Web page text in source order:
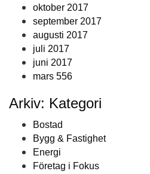
oktober 2017
september 2017
augusti 2017
juli 2017
juni 2017
mars 556
Arkiv: Kategori
Bostad
Bygg & Fastighet
Energi
Företag i Fokus